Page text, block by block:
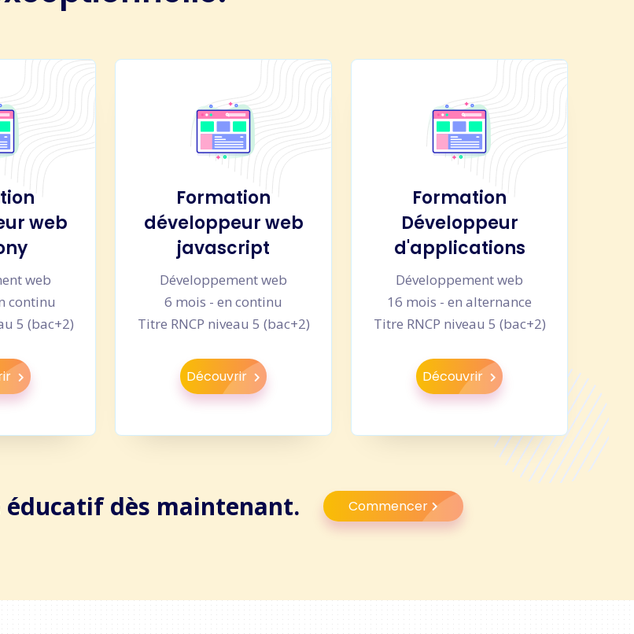
web
web
continu
5 (bac+2)
Formation
développeur web
javascript
Développement web
6 mois - en continu
Titre RNCP niveau 5 (bac+2)
Découvrir
Formation
Développeur
d'applications
Développement web
16 mois - en alternance
Titre RNCP niveau 5 (bac+2)
Découvrir
éducatif dès maintenant. Commencer